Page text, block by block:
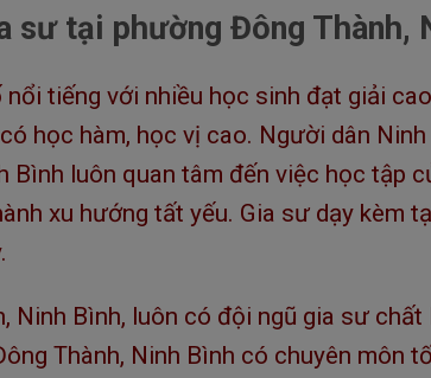
sư tại phường Đông Thành,
nổi tiếng với nhiều học sinh đạt giải
học hàm, học vị cao. Người dân
Bình luôn quan tâm đến việc học tập
xu hướng tất yếu. Gia sư dạy kèm
Ninh Bình, luôn có đội ngũ gia sư
Thành, Ninh Bình có chuyên môn